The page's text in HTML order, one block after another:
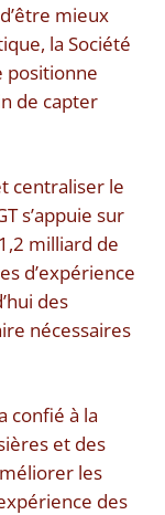
mieux
la Société
positionne
de capter
centraliser le
s’appuie sur
milliard de
d’expérience
des
nécessaires
confié à la
et des
les
des